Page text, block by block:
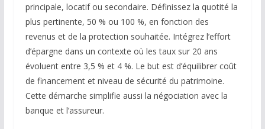
principale, locatif ou secondaire. Définissez la quotité la
plus pertinente, 50 % ou 100 %, en fonction des
revenus et de la protection souhaitée. Intégrez l’effort
d’épargne dans un contexte où les taux sur 20 ans
évoluent entre 3,5 % et 4 %. Le but est d’équilibrer coût
de financement et niveau de sécurité du patrimoine.
Cette démarche simplifie aussi la négociation avec la
banque et l’assureur.